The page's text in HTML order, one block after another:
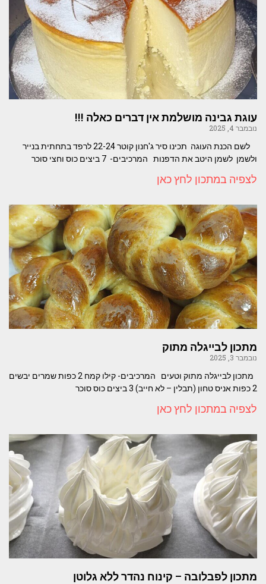
עוגת גבינה מושלמת אין דברים כאלה !!!
נובמבר 4, 2025
לשם הכנת העוגה תכינו סיר ג'חנון קוטר 22-24 לרפד בתחתית בנייר
ולשמן לשמן היטב את הדפנות המרכיבים- 7 ביצים כוס וחצי סוכר
לצפיה במתכון לחץ כאן
מתכון לבייגלה מתוק
נובמבר 3, 2025
מתכון לבייגלה מתוק וטעים המרכיבים- קילו קמח 2 כפות שמרים יבשים
2 כפות אניס טחון (תבלין – לא חייב) 3 ביצים כוס סוכר
לצפיה במתכון לחץ כאן
מתכון לפבלובה – קינוח נהדר ללא גלוטן